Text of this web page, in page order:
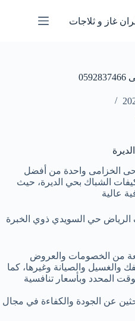
غاز و ثلاجات
الخزامى واحدة من أفضل
الشباك بحي الديرة، حيث
عالية
الرياض حي السويدي ذوي الخبرة
من الخصومات والعروض
والغسيل والصيانة وغيرها، كما
المحدد وبأسعار تنافسية
عن الجودة والكفاءة في مجال